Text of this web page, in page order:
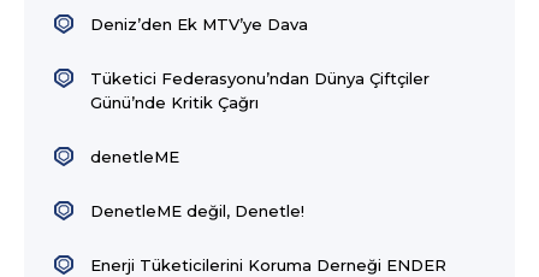
Deniz’den Ek MTV’ye Dava
Tüketici Federasyonu’ndan Dünya Çiftçiler
Günü’nde Kritik Çağrı
denetleME
DenetleME değil, Denetle!
Enerji Tüketicilerini Koruma Derneği ENDER